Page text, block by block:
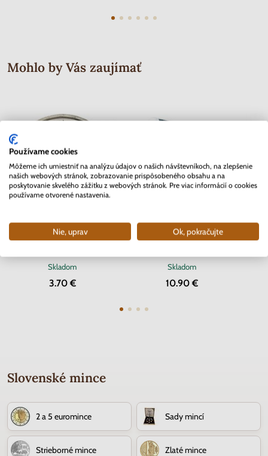
Mohlo by Vás zaujímať
2 EURO Slovensko 2012 - 10.
Skladom
3.70 €
2 EURO Belgicko 2017 -
Skladom
10.90 €
2
Slovenské mince
2 a 5 euromince Sady mincí
Strieborné mince Zlaté mince
Používame cookies
Môžeme ich umiestniť na analýzu údajov o našich návštevníkoch, na zlepšenie
našich webových stránok, zobrazovanie prispôsobeného obsahu a na
poskytovanie skvelého zážitku z webových stránok. Pre viac informácií o cookies
používame otvorené nastavenia.
Nie, uprav Ok, pokračujte